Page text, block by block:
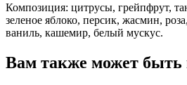
Композиция: цитрусы, грейпфрут,
зеленое яблоко, персик, жасмин,
ваниль, кашемир, белый мускус.
Вам также может быть